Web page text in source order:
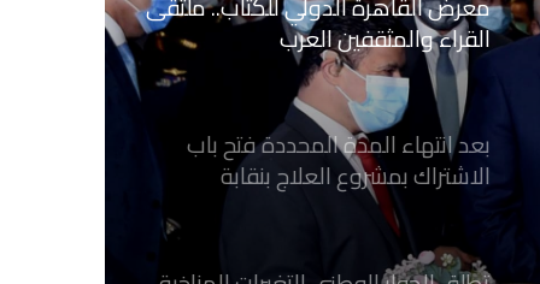
بعد انتهاء المدة المحددة فتح باب
الاشتراك بمشروع العلاج بنقابة
الصحفيين المصريين
تطلق الحوار الوطنى للتغيرات المناخية
وتعلن جائزة للصحافة و الإعلام ‎البيئي
عن التغيرات المناخية